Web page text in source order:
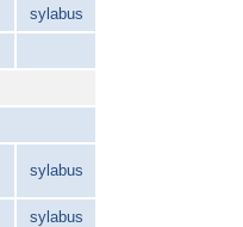
sylabus
sylabus
sylabus